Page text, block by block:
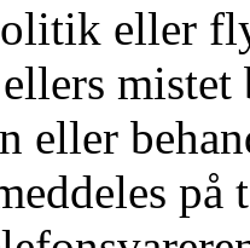
eller
eller
på